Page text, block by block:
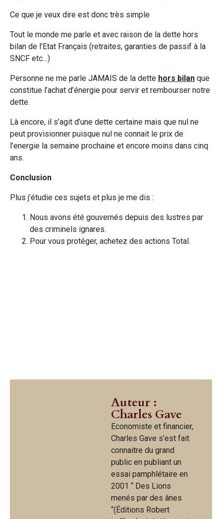
Ce que je veux dire est donc très simple
Tout le monde me parle et avec raison de la dette hors
bilan de l’Etat Français (retraites, garanties de passif à la
SNCF etc…)
Personne ne me parle JAMAIS de la dette hors bilan que
constitue l’achat d’énergie pour servir et rembourser notre
dette.
Là encore, il s’agit d’une dette certaine mais que nul ne
peut provisionner puisque nul ne connait le prix de
l’energie la semaine prochaine et encore moins dans cinq
ans.
Conclusion
Plus j’étudie ces sujets et plus je me dis :
Nous avons été gouvernés depuis des lustres par
des criminels ignares.
Pour vous protéger, achetez des actions Total.
Auteur :
Charles Gave
Economiste et financier,
Charles Gave s’est fait
connaitre du grand
public en publiant un
essai pamphlétaire en
2001 “ Des Lions
menés par des ânes
“(Éditions Robert